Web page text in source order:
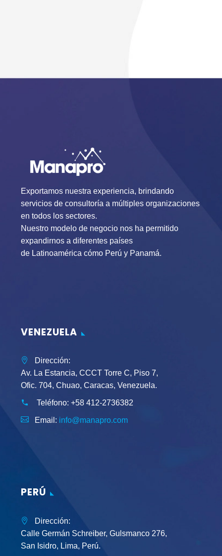
Exportamos nuestra experiencia, brindando
servicios de consultoría a múltiples organizaciones
en todos los sectores.
Nuestro modelo de negocio nos ha permitido
expandirnos a diferentes países
de Latinoamérica cómo Perú y Panamá.
VENEZUELA
Dirección:
Av. La Estancia, CCCT Torre C, Piso 7,
Ofic. 704, Chuao, Caracas, Venezuela.
Teléfono: +58 412-2736382
Email: info@manapro.com
PERÚ
Dirección:
Calle Germán Schreiber, Gulsmanco 276,
San Isidro, Lima, Perú.